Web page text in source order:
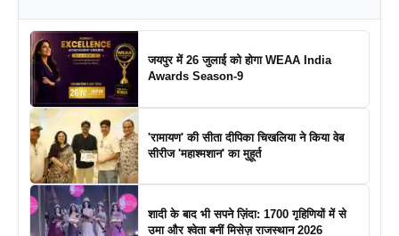
जयपुर में 26 जुलाई को होगा WEAA India
Awards Season-9
'रामायण' की सीता दीपिका चिखलिया ने किया वेब
सीरीज 'महाश्मशान' का मुहूर्त
शादी के बाद भी सपने ज़िंदा: 1700 गृहिणियों में से
उमा और श्वेता बनीं मिसेज़ राजस्थान 2026